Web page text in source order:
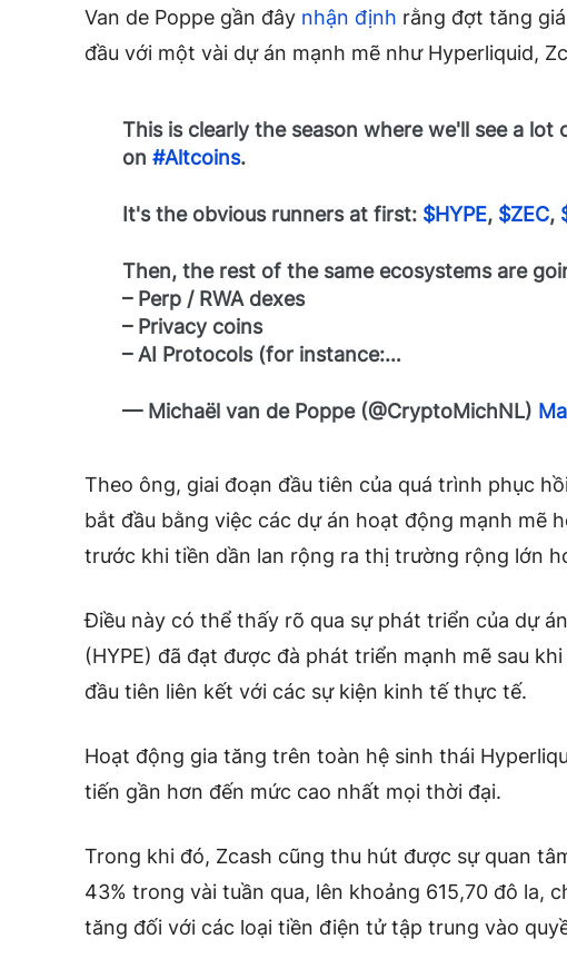
Van de Poppe gần đây nhận định rằng đợt tăng
đầu với một vài dự án mạnh mẽ như Hyperliquid,
This is clearly the season where we'll see a lot
on#Altcoins.
It's the obvious runners at first: $HYPE, $ZEC,
Then, the rest of the same ecosystems are
– Perp / RWA dexes
– Privacy coins
– AI Protocols (for instance:…
— Michaël van de Poppe (@CryptoMichNL)
Theo ông, giai đoạn đầu tiên của quá trình phục
bắt đầu bằng việc các dự án hoạt động mạnh mẽ
trước khi tiền dần lan rộng ra thị trường rộng lớn
Điều này có thể thấy rõ qua sự phát triển của dự
(HYPE) đã đạt được đà phát triển mạnh mẽ sau khi
đầu tiên liên kết với các sự kiện kinh tế thực tế.
Hoạt động gia tăng trên toàn hệ sinh thái
tiến gần hơn đến mức cao nhất mọi thời đại.
Trong khi đó, Zcash cũng thu hút được sự quan
43% trong vài tuần qua, lên khoảng 615,70 đô la,
tăng đối với các loại tiền điện tử tập trung vào